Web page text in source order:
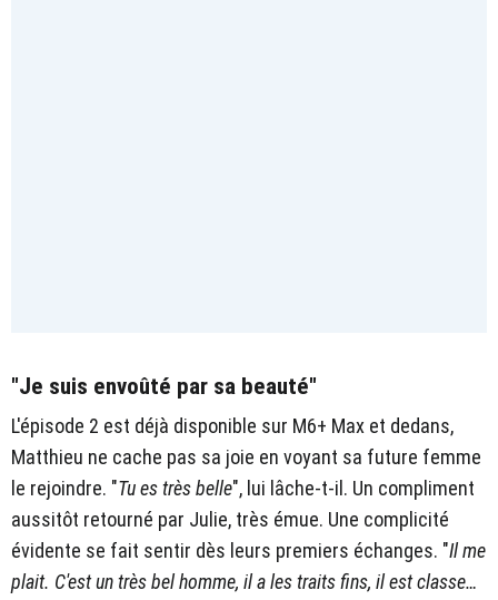
"Je suis envoûté par sa beauté"
L'épisode 2 est déjà disponible sur M6+ Max et dedans,
Matthieu ne cache pas sa joie en voyant sa future femme
le rejoindre. "Tu es très belle", lui lâche-t-il. Un compliment
aussitôt retourné par Julie, très émue. Une complicité
évidente se fait sentir dès leurs premiers échanges. "Il me
plait. C'est un très bel homme, il a les traits fins, il est classe…